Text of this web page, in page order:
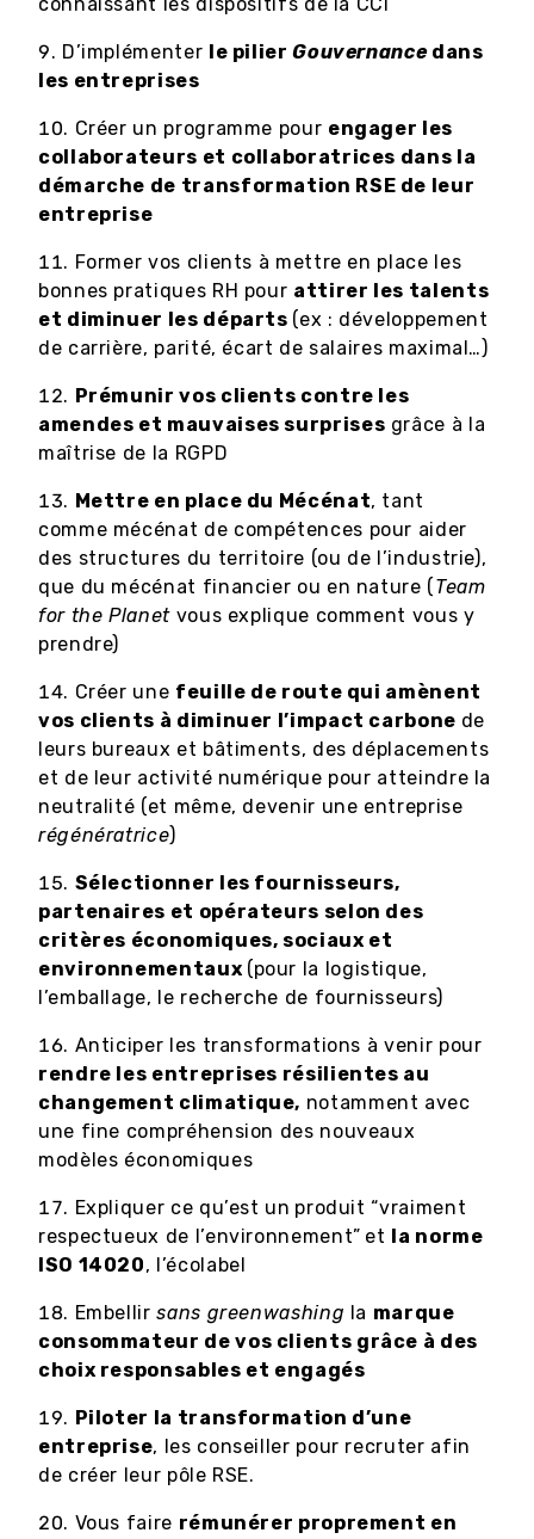
D’implémenter le pilierGouvernance dans
les entreprises
Créer un programme pour engager les
collaborateurs et collaboratrices dans la
démarche de transformation RSE de leur
entreprise
Former vos clients à mettre en place les
bonnes pratiques RH pour attirer les talents
et diminuer les départs (ex : développement
de carrière, parité, écart de salaires maximal…)
Prémunir vos clients contre les
amendes et mauvaises surprises grâce à la
maîtrise de la RGPD
Mettre en place du Mécénat, tant
comme mécénat de compétences pour aider
des structures du territoire (ou de l’industrie),
que du mécénat financier ou en nature (Team
for the Planet vous explique comment vous y
prendre)
Créer une feuille de route qui amènent
vos clients à diminuer l’impact carbone de
leurs bureaux et bâtiments, des déplacements
et de leur activité numérique pour atteindre la
neutralité (et même, devenir une entreprise
régénératrice)
Sélectionner les fournisseurs,
partenaires et opérateurs selon des
critères économiques, sociaux et
environnementaux (pour la logistique,
l’emballage, le recherche de fournisseurs)
Anticiper les transformations à venir pour
rendre les entreprises résilientes au
changement climatique, notamment avec
une fine compréhension des nouveaux
modèles économiques
Expliquer ce qu’est un produit “vraiment
respectueux de l’environnement” et la norme
ISO 14020, l’écolabel
Embellirsans greenwashing la marque
consommateur de vos clients grâce à des
choix responsables et engagés
Piloter la transformation d’une
entreprise, les conseiller pour recruter afin
de créer leur pôle RSE.
Vous faire rémunérer proprement en